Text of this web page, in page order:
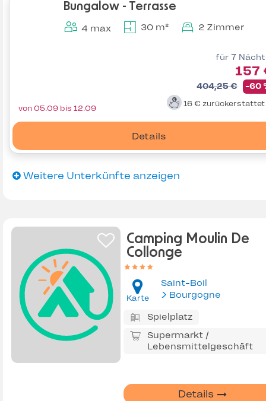
Bungalow - Terrasse
4 max 30 m² 2 Zimmer
für 7
157
404,25 € -60
16 € zurückerstattet
Details
von 05.09 bis 12.09
Weitere Unterkünfte anzeigen
Camping Moulin De
Collonge
Karte
Saint-Boil
Bourgogne
Spielplatz
Supermarkt /
Lebensmittelgeschäft
Details